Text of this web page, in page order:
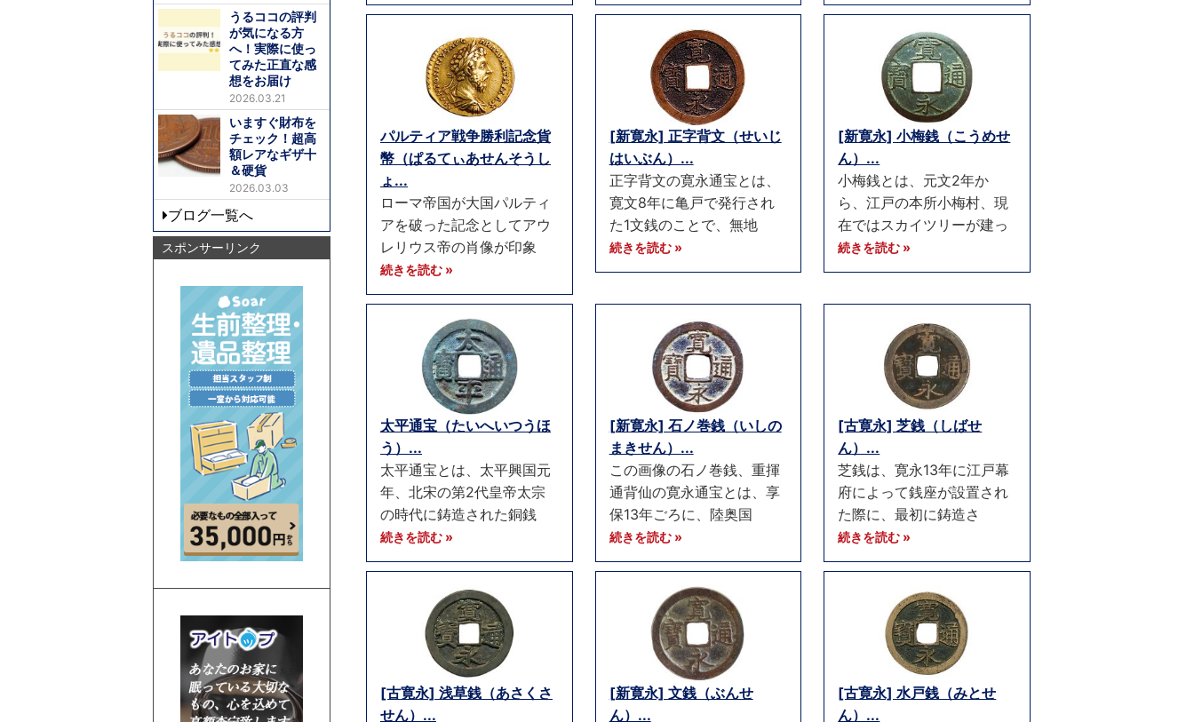
パルティア戦争勝利記念貨
幣（ぱるてぃあせんそうし
ょ...
ローマ帝国が大国パルティ
アを破った記念としてアウ
レリウス帝の肖像が印象
続きを読む »
[新寛永] 正字背文（せいじ
はいぶん）...
正字背文の寛永通宝とは、
寛文8年に亀戸で発行され
た1文銭のことで、無地
続きを読む »
[新寛永] 小梅銭（こうめせ
ん）...
小梅銭とは、元文2年か
ら、江戸の本所小梅村、現
在ではスカイツリーが建っ
続きを読む »
太平通宝（たいへいつうほ
う）...
太平通宝とは、太平興国元
年、北宋の第2代皇帝太宗
の時代に鋳造された銅銭
続きを読む »
[新寛永] 石ノ巻銭（いしの
まきせん）...
この画像の石ノ巻銭、重揮
通背仙の寛永通宝とは、享
保13年ごろに、陸奥国
続きを読む »
[古寛永] 芝銭（しばせ
ん）...
芝銭は、寛永13年に江戸幕
府によって銭座が設置され
た際に、最初に鋳造さ
続きを読む »
[古寛永] 浅草銭（あさくさ
せん）...
[新寛永] 文銭（ぶんせ
ん）...
[古寛永] 水戸銭（みとせ
ん）...
うるココの評判
が気になる方
へ！実際に使っ
てみた正直な感
想をお届け
2026.03.21
いますぐ財布を
チェック！超高
額レアなギザ十
＆硬貨
2026.03.03
ブログ一覧へ
スポンサーリンク